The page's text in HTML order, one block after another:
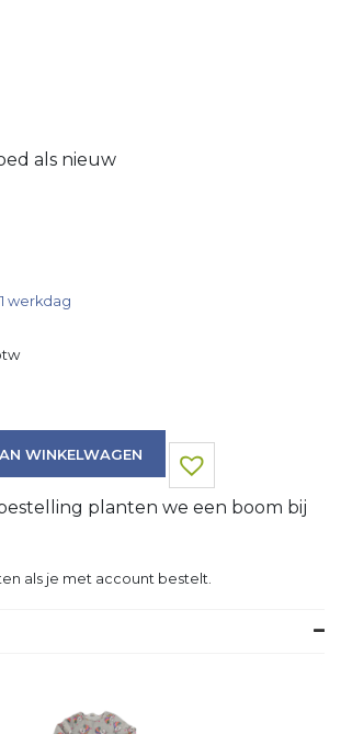
als nieuw
werkdag
WINKELWAGEN
planten we een boom bij
als je met account bestelt.